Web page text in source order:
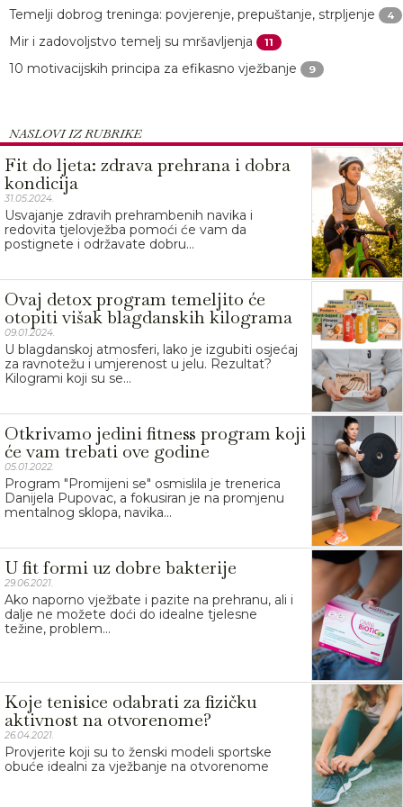
Temelji dobrog treninga: povjerenje, prepuštanje, strpljenje 4
Mir i zadovoljstvo temelj su mršavljenja 11
10 motivacijskih principa za efikasno vježbanje 9
NASLOVI IZ RUBRIKE
Fit do ljeta: zdrava prehrana i dobra
kondicija
31.05.2024.
Usvajanje zdravih prehrambenih navika i
redovita tjelovježba pomoći će vam da
postignete i održavate dobru...
Ovaj detox program temeljito će
otopiti višak blagdanskih kilograma
09.01.2024.
U blagdanskoj atmosferi, lako je izgubiti osjećaj
za ravnotežu i umjerenost u jelu. Rezultat?
Kilogrami koji su se...
Otkrivamo jedini fitness program koji
će vam trebati ove godine
05.01.2022.
Program "Promijeni se" osmislila je trenerica
Danijela Pupovac, a fokusiran je na promjenu
mentalnog sklopa, navika...
U fit formi uz dobre bakterije
29.06.2021.
Ako naporno vježbate i pazite na prehranu, ali i
dalje ne možete doći do idealne tjelesne
težine, problem...
Koje tenisice odabrati za fizičku
aktivnost na otvorenome?
26.04.2021.
Provjerite koji su to ženski modeli sportske
obuće idealni za vježbanje na otvorenome